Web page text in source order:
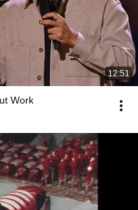
12:51
Work